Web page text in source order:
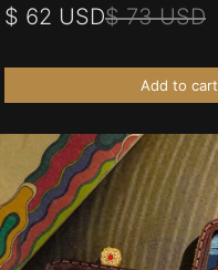
$ 62 USD$ 73 USD
Add to cart